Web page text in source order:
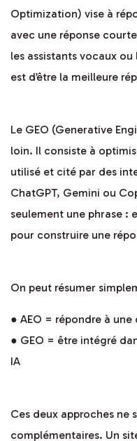
Optimization) vise à
avec une réponse
les assistants vocaux
est d’être la meilleure
Le GEO (Generative
loin. Il consiste à
utilisé et cité par des
ChatGPT, Gemini ou
seulement une phrase :
pour construire une
On peut résumer
● AEO = répondre à
● GEO = être intégré
IA
Ces deux approches ne
complémentaires. Un